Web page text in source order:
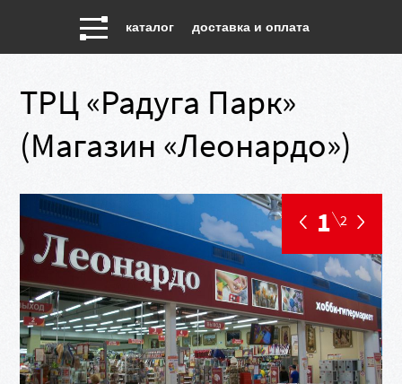
каталог доставка и оплата
ТРЦ «Радуга Парк»
(Магазин «Леонардо»)
1 2